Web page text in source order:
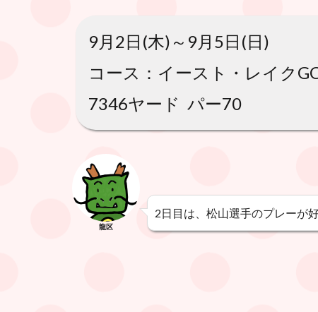
9月2日(木)～9月5日(日)
コース：イースト・レイク
7346ヤード パー70
龍区
2日目は、松山選手のプレーが